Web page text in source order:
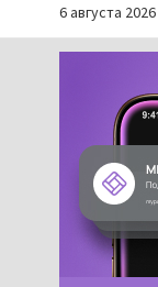
6 августа 2026